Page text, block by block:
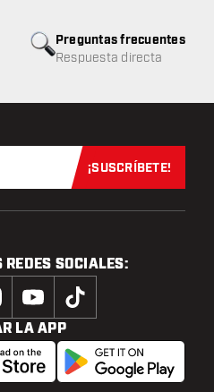
Preguntas frecuentes
Respuesta directa
al cliente no disponible
Suscríbete
¡SUSCRÍBETE!
REDES SOCIALES:
LA APP